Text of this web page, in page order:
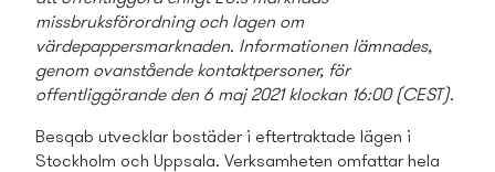
missbruksförordning och lagen om
värdepappersmarknaden. Informationen lämnades,
genom ovanstående kontaktpersoner, för
offentliggörande den 6 maj 2021 klockan 16:00 (CEST).
Besqab utvecklar bostäder i eftertraktade lägen i
Stockholm och Uppsala. Verksamheten omfattar hela